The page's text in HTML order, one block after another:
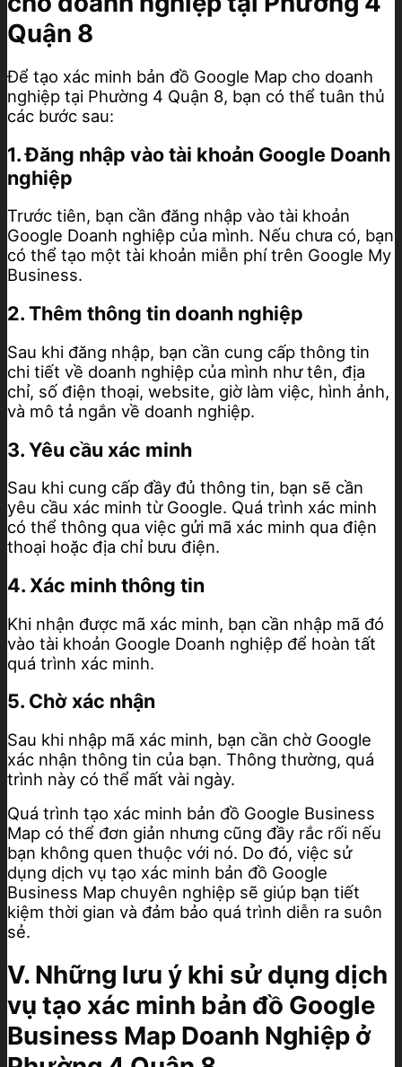
Quận 8
Để tạo xác minh bản đồ Google Map cho doanh
nghiệp tại Phường 4 Quận 8, bạn có thể tuân thủ
các bước sau:
1. Đăng nhập vào tài khoản Google Doanh
nghiệp
Trước tiên, bạn cần đăng nhập vào tài khoản
Google Doanh nghiệp của mình. Nếu chưa có, bạn
có thể tạo một tài khoản miễn phí trên Google My
Business.
2. Thêm thông tin doanh nghiệp
Sau khi đăng nhập, bạn cần cung cấp thông tin
chi tiết về doanh nghiệp của mình như tên, địa
chỉ, số điện thoại, website, giờ làm việc, hình ảnh,
và mô tả ngắn về doanh nghiệp.
3. Yêu cầu xác minh
Sau khi cung cấp đầy đủ thông tin, bạn sẽ cần
yêu cầu xác minh từ Google. Quá trình xác minh
có thể thông qua việc gửi mã xác minh qua điện
thoại hoặc địa chỉ bưu điện.
4. Xác minh thông tin
Khi nhận được mã xác minh, bạn cần nhập mã đó
vào tài khoản Google Doanh nghiệp để hoàn tất
quá trình xác minh.
5. Chờ xác nhận
Sau khi nhập mã xác minh, bạn cần chờ Google
xác nhận thông tin của bạn. Thông thường, quá
trình này có thể mất vài ngày.
Quá trình tạo xác minh bản đồ Google Business
Map có thể đơn giản nhưng cũng đầy rắc rối nếu
bạn không quen thuộc với nó. Do đó, việc sử
dụng dịch vụ tạo xác minh bản đồ Google
Business Map chuyên nghiệp sẽ giúp bạn tiết
kiệm thời gian và đảm bảo quá trình diễn ra suôn
sẻ.
V. Những lưu ý khi sử dụng dịch
vụ tạo xác minh bản đồ Google
Business Map Doanh Nghiệp ở